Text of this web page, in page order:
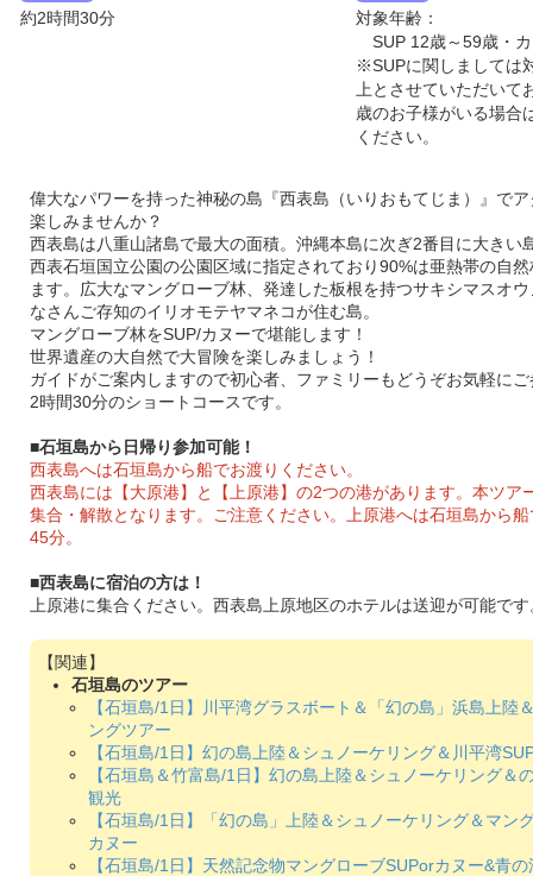
約2時間30分
対象年齢：
SUP 12歳～59歳・
※SUPに関しましては
上とさせていただいて
歳のお子様がいる場合
ください。
偉大なパワーを持った神秘の島『西表島（いりおもてじま）』で
楽しみませんか？
西表島は八重山諸島で最大の面積。沖縄本島に次ぎ2番目に大きい
西表石垣国立公園の公園区域に指定されており90%は亜熱帯の自
ます。広大なマングローブ林、発達した板根を持つサキシマスオ
なさんご存知のイリオモテヤマネコが住む島。
マングローブ林をSUP/カヌーで堪能します！
世界遺産の大自然で大冒険を楽しみましょう！
ガイドがご案内しますので初心者、ファミリーもどうぞお気軽に
2時間30分のショートコースです。
■石垣島から日帰り参加可能！
西表島へは石垣島から船でお渡りください。
西表島には【大原港】と【上原港】の2つの港があります。本ツア
集合・解散となります。ご注意ください。上原港へは石垣島から
45分。
■西表島に宿泊の方は！
上原港に集合ください。西表島上原地区のホテルは送迎が可能です
石垣島のツアー
【石垣島/1日】川平湾グラスボート＆「幻の島」浜島上陸
ングツアー
【石垣島/1日】幻の島上陸＆シュノーケリング＆川平湾
【石垣島＆竹富島/1日】幻の島上陸＆シュノーケリング＆
観光
【石垣島/1日】「幻の島」上陸＆シュノーケリング＆マン
カヌー
【石垣島/1日】天然記念物マングローブSUPorカヌー&青